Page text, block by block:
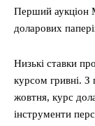
Перший аукціон
доларових
Низькі ставки
курсом гривні. З
жовтня, курс
інструменти